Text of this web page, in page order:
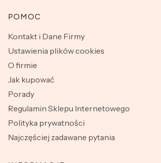
Linki w stopce
POMOC
Kontakt i Dane Firmy
Ustawienia plików cookies
O firmie
Jak kupować
Porady
Regulamin Sklepu Internetowego
Polityka prywatności
Najczęściej zadawane pytania